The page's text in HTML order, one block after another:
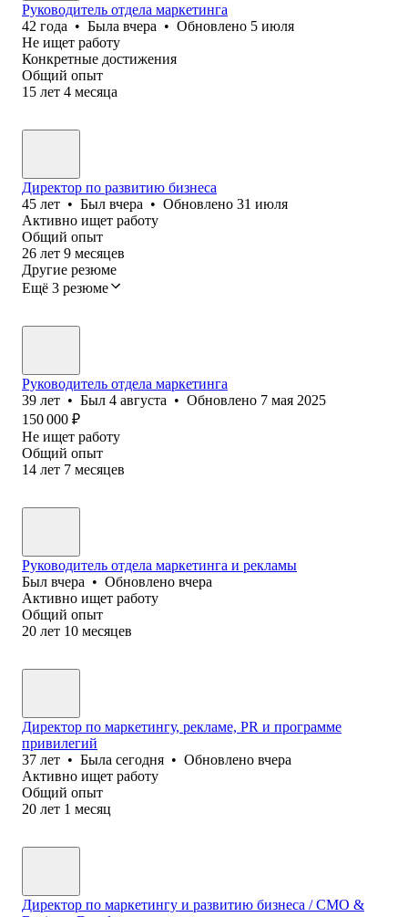
Руководитель отдела маркетинга
42 года • Была вчера • Обновлено 5 июля
Не ищет работу
Конкретные достижения
Общий опыт
15 лет 4 месяца
Директор по развитию бизнеса
45 лет • Был вчера • Обновлено 31 июля
Активно ищет работу
Общий опыт
26 лет 9 месяцев
Другие резюме
Ещё 3 резюме
Руководитель отдела маркетинга
39 лет • Был 4 августа • Обновлено 7 мая 2025
150 000 ₽
Не ищет работу
Общий опыт
14 лет 7 месяцев
Руководитель отдела маркетинга и рекламы
Был вчера • Обновлено вчера
Активно ищет работу
Общий опыт
20 лет 10 месяцев
Директор по маркетингу, рекламе, PR и программе
привилегий
37 лет • Была сегодня • Обновлено вчера
Активно ищет работу
Общий опыт
20 лет 1 месяц
Директор по маркетингу и развитию бизнеса / CMO &